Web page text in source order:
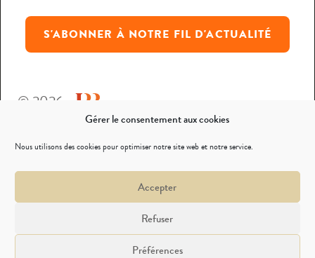
Gérer le consentement aux cookies
Nous utilisons des cookies pour optimiser notre site web et notre service.
Accepter
Refuser
Préférences
S'ABONNER À NOTRE FIL D'ACTUALITÉ
© 2026